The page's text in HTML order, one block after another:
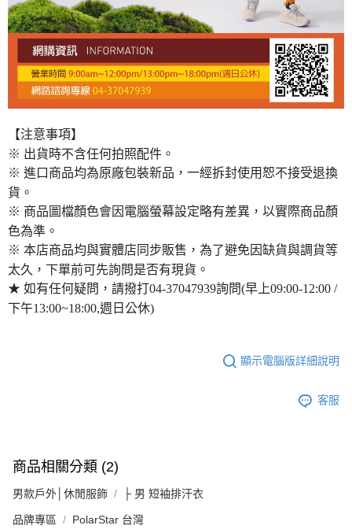
【注意事項】
※ 出貨時不含任何拍照配件。
※ 進口商品均為原廠包裝新品，一經拆封使用恕不接受退換
貨。
※ 商品圖檔顏色會因電腦螢幕設定略有差異，以實際商品顏
色為準。
※ 本店商品均與實體店同步販售，為了避免因缺貨與調貨等
太久，下單前可先詢問是否有現貨。
★ 如有任何疑問，請撥打04-37047939詢問(早上09:00-12:00 /
下午13:00~18:00,週日公休)
顯示電腦版詳細說明
客服
商品相關分類 (2)
男款戶外│休閒服飾 ├ 男 短袖排汗衣
品牌專區 PolarStar 台灣